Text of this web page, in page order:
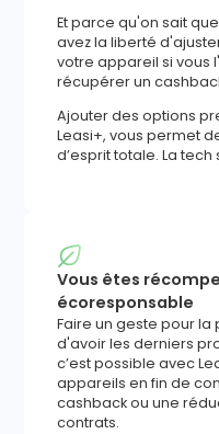
Et parce qu'on sait
avez la liberté
votre appareil si vous
récupérer un
Ajouter des options
Leasi+, vous permet
d’esprit totale. La
Vous êtes
écoresponsable
Faire un geste pour
d'avoir les derniers
c’est possible avec
appareils en fin de
cashback ou une
contrats.